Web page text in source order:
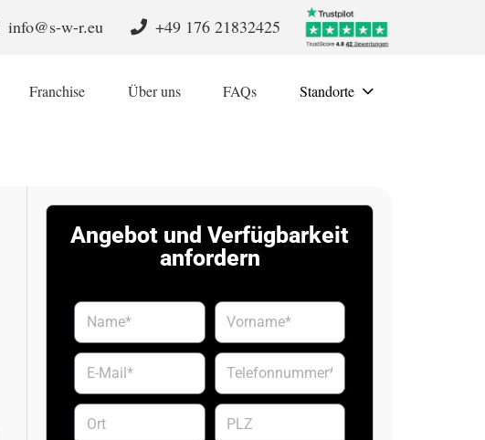
info@s-w-r.eu +49 176 21832425
Franchise Über uns FAQs Standorte
Angebot und Verfügbarkeit
anfordern